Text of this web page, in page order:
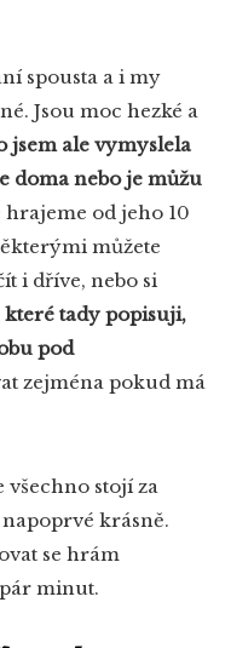
spousta a i my
Jsou moc hezké a
jsem ale vymyslela
doma nebo je můžu
hrajeme od jeho 10
můžete
i dříve, nebo si
tady popisuji,
pod
zejména pokud má
všechno stojí za
krásně.
se hrám
minut.